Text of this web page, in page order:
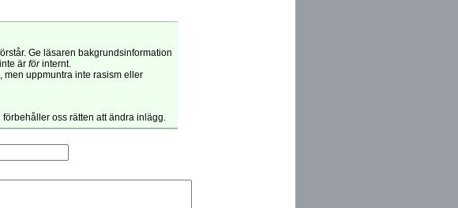
Ge läsaren bakgrundsinformation
är förinternt.
men uppmuntra inte rasism eller
oss rätten att ändra inlägg.